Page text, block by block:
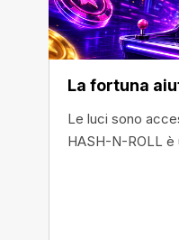
La fortuna
Le luci sono
HASH-N-ROLL